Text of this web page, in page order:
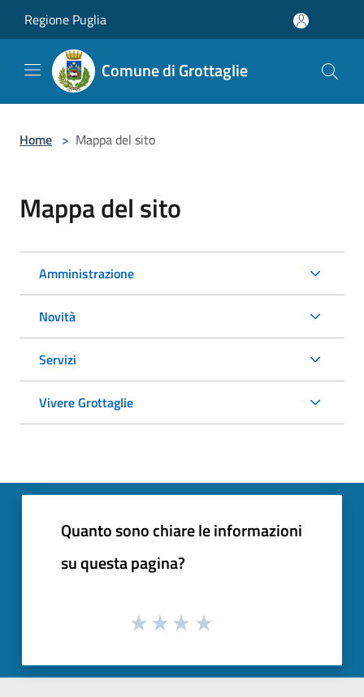
Regione Puglia
Comune di Grottaglie
Home > Mappa del sito
Mappa del sito
Amministrazione
Novità
Servizi
Vivere Grottaglie
Quanto sono chiare le informazioni
su questa pagina?